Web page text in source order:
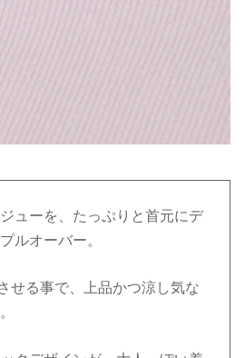
ューを、たっぷりと首元にデ
ルオーバー。
せる事で、上品かつ涼し気な